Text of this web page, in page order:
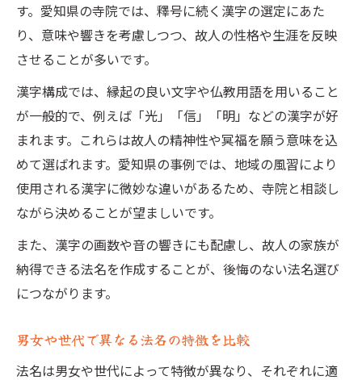
す。愛知県の寺院では、釋号に続く漢字の選定にあた
り、意味や響きを考慮しつつ、故人の性格や生涯を反映
させることが多いです。
漢字構成では、縁起の良い文字や仏教用語を用いること
が一般的で、例えば「光」「信」「明」などの漢字が好
まれます。これらは故人の精神性や冥福を願う意味を込
めて選ばれます。愛知県の事例では、地域の風習により
使用される漢字に微妙な違いがあるため、寺院と相談し
ながら決めることが望ましいです。
また、漢字の画数や音の響きにも配慮し、故人の家族が
納得できる法名を作成することが、後悔のない法名選び
につながります。
男女や世代で異なる法名の特徴を比較
法名は男女や世代によって特徴が異なり、それぞれに適